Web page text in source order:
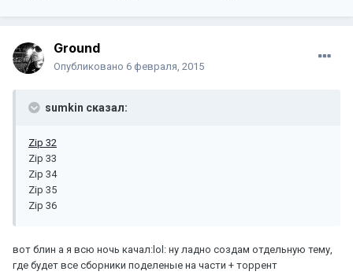
Ground
Опубликовано 6 февраля, 2015
sumkin сказал:
Zip 32
Zip 33
Zip 34
Zip 35
Zip 36
вот блин а я всю ночь качал:lol: ну ладно создам отдельную тему,
где будет все сборники поделеные на части + торрент